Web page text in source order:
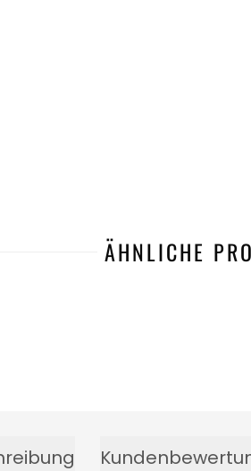
ÄHNLICHE